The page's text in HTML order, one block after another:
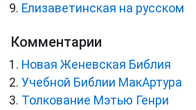
Елизаветинская на русском
Комментарии
Новая Женевская Библия
Учебной Библии МакАртура
Толкование Мэтью Генри